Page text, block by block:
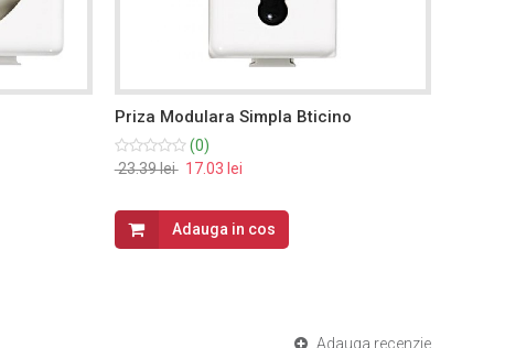
Priza Modulara Simpla Bticino
(0)
23.39 lei 17.03 lei
Adauga in cos
Adauga recenzie